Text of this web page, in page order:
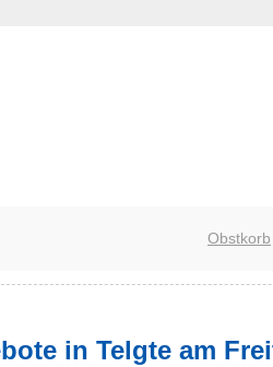
Obstkorb
in Telgte am